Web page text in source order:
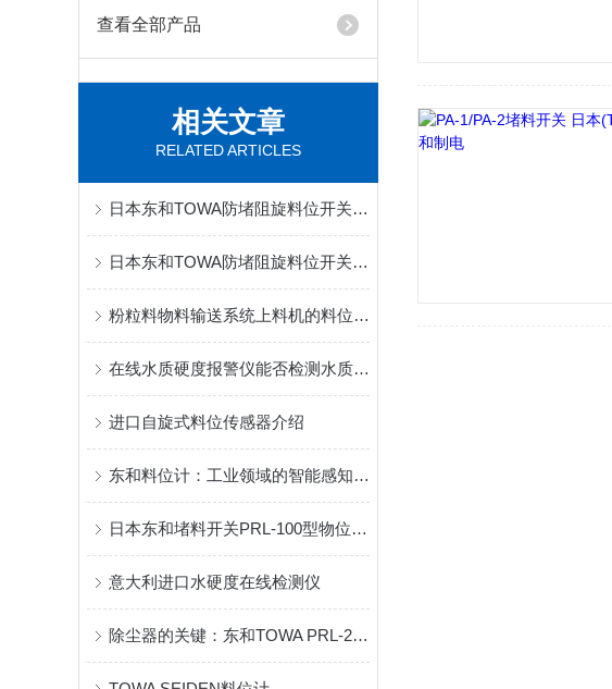
查看全部产品
相关文章
RELATED ARTICLES
日本东和TOWA防堵阻旋料位开关：高耐磨设计，延长设备使用寿命
日本东和TOWA防堵阻旋料位开关的防堵设计助力料仓稳定运行
粉粒料物料输送系统上料机的料位传感器PRL-100/HL-400型（TOWA料位计）
在线水质硬度报警仪能否检测水质的软化情况？
进口自旋式料位传感器介绍
东和料位计：工业领域的智能感知专家
日本东和堵料开关PRL-100型物位控制器的使用场合
意大利进口水硬度在线检测仪
除尘器的关键：东和TOWA PRL-201 耐高温桨叶旋转式料位计